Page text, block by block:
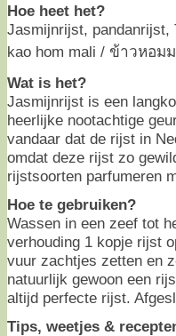
Hoe heet het?
Jasmijnrijst, pandanrijst,
kao hom mali / ข้าวหอม
Wat is het?
Jasmijnrijst is een
heerlijke nootachtige
vandaar dat de rijst in
omdat deze rijst zo
rijstsoorten parfumeren
Hoe te gebruiken?
Wassen in een zeef tot
verhouding 1 kopje rijst
vuur zachtjes zetten en
natuurlijk gewoon een
altijd perfecte rijst.
Tips, weetjes &